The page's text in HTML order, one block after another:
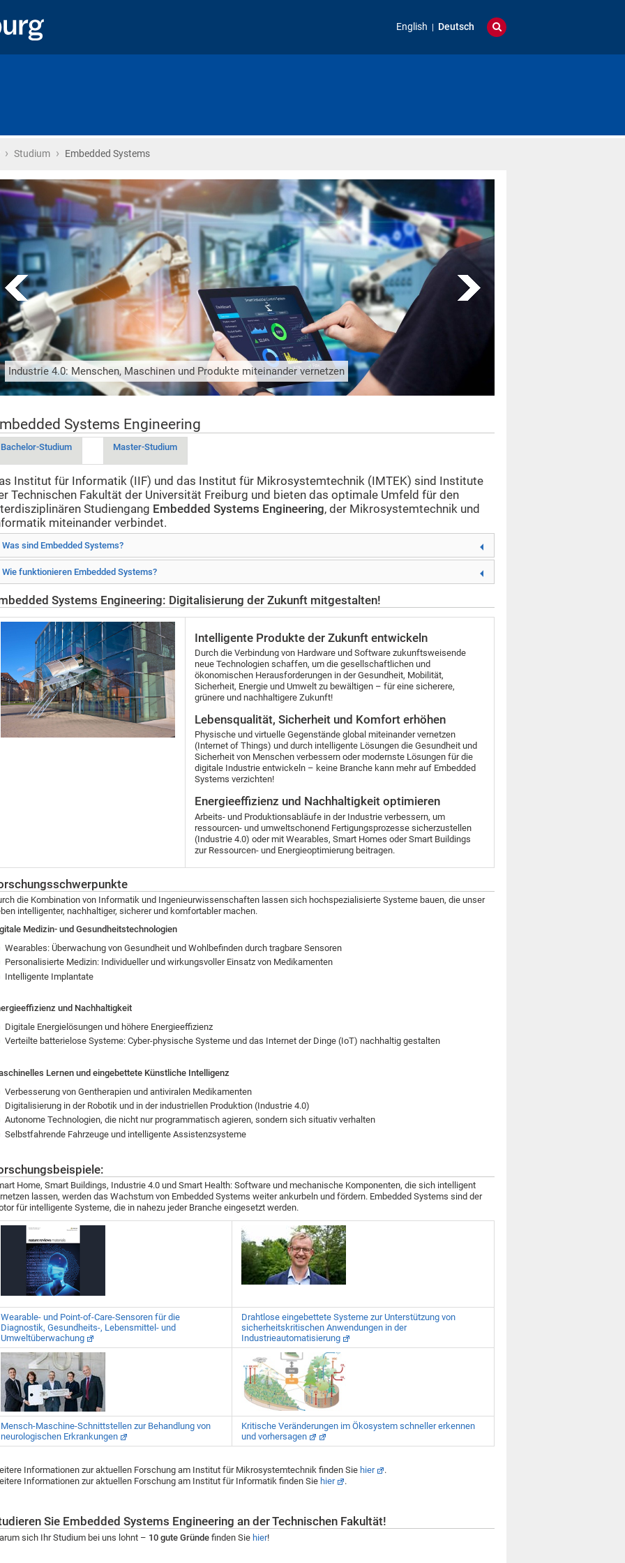
English Deutsch
Startseite
› Studium › Embedded Systems
Industrie 4.0: Menschen, Maschinen und Produkte miteinander vernetzen
Systems Engineering
Bachelor-Studium Master-Studium
Institut für Informatik (IIF) und das Institut für Mikrosystemtechnik (IMTEK) sind Institute
Technischen Fakultät der Universität Freiburg und bieten das optimale Umfeld für den
Studiengang Embedded Systems Engineering, der Mikrosystemtechnik und
miteinander verbindet.
Was sind Embedded Systems?
Wie funktionieren Embedded Systems?
Systems Engineering: Digitalisierung der Zukunft mitgestalten!
Intelligente Produkte der Zukunft entwickeln
Durch die Verbindung von Hardware und Software zukunftsweisende
neue Technologien schaffen, um die gesellschaftlichen und
ökonomischen Herausforderungen in der Gesundheit, Mobilität,
Sicherheit, Energie und Umwelt zu bewältigen – für eine sicherere,
grünere und nachhaltigere Zukunft!
Lebensqualität, Sicherheit und Komfort erhöhen
Physische und virtuelle Gegenstände global miteinander vernetzen
(Internet of Things) und durch intelligente Lösungen die Gesundheit und
Sicherheit von Menschen verbessern oder modernste Lösungen für die
digitale Industrie entwickeln – keine Branche kann mehr auf Embedded
Systems verzichten!
Energieeffizienz und Nachhaltigkeit optimieren
Arbeits- und Produktionsabläufe in der Industrie verbessern, um
ressourcen- und umweltschonend Fertigungsprozesse sicherzustellen
(Industrie 4.0) oder mit Wearables, Smart Homes oder Smart Buildings
zur Ressourcen- und Energieoptimierung beitragen.
die Kombination von Informatik und Ingenieurwissenschaften lassen sich hochspezialisierte Systeme bauen, die unser
intelligenter, nachhaltiger, sicherer und komfortabler machen.
Medizin- und Gesundheitstechnologien
Wearables: Überwachung von Gesundheit und Wohlbefinden durch tragbare Sensoren
Personalisierte Medizin: Individueller und wirkungsvoller Einsatz von Medikamenten
Intelligente Implantate
und Nachhaltigkeit
Digitale Energielösungen und höhere Energieeffizienz
Verteilte batterielose Systeme: Cyber-physische Systeme und das Internet der Dinge (IoT) nachhaltig gestalten
Lernen und eingebettete Künstliche Intelligenz
Verbesserung von Gentherapien und antiviralen Medikamenten
Digitalisierung in der Robotik und in der industriellen Produktion (Industrie 4.0)
Autonome Technologien, die nicht nur programmatisch agieren, sondern sich situativ verhalten
Selbstfahrende Fahrzeuge und intelligente Assistenzsysteme
Home, Smart Buildings, Industrie 4.0 und Smart Health: Software und mechanische Komponenten, die sich intelligent
lassen, werden das Wachstum von Embedded Systems weiter ankurbeln und fördern. Embedded Systems sind der
für intelligente Systeme, die in nahezu jeder Branche eingesetzt werden.
Wearable- und Point-of-Care-Sensoren für die
Diagnostik, Gesundheits-, Lebensmittel- und
Umweltüberwachung
Drahtlose eingebettete Systeme zur Unterstützung von
sicherheitskritischen Anwendungen in der
Industrieautomatisierung
Mensch-Maschine-Schnittstellen zur Behandlung von
neurologischen Erkrankungen
Kritische Veränderungen im Ökosystem schneller erkennen
und vorhersagen
Informationen zur aktuellen Forschung am Institut für Mikrosystemtechnik finden Sie hier
.
Informationen zur aktuellen Forschung am Institut für Informatik finden Sie hier .
Sie Embedded Systems Engineering an der Technischen Fakultät!
sich Ihr Studium bei uns lohnt – 10 gute Gründe finden Sie hier!